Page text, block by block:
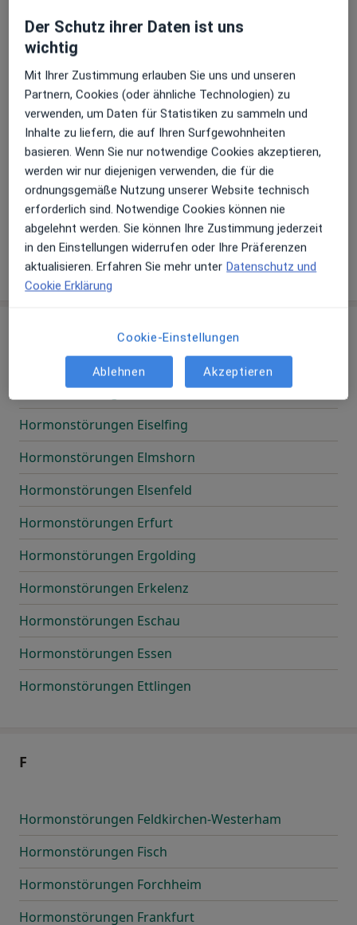
Hormonstörungen Dobel
Hormonstörungen Dorsten
Hormonstörungen Dortmund
Hormonstörungen Dresden
Hormonstörungen Duisburg
Hormonstörungen Dülmen
Hormonstörungen Düsseldorf
Hormonstörungen Einhausen
Hormonstörungen Eiselfing
Hormonstörungen Elmshorn
Hormonstörungen Elsenfeld
Hormonstörungen Erfurt
Hormonstörungen Ergolding
Hormonstörungen Erkelenz
Hormonstörungen Eschau
Hormonstörungen Essen
Hormonstörungen Ettlingen
F
Hormonstörungen Feldkirchen-Westerham
Hormonstörungen Fisch
Hormonstörungen Forchheim
Hormonstörungen Frankfurt
Der Schutz ihrer Daten ist uns
wichtig
Mit Ihrer Zustimmung erlauben Sie uns und unseren
Partnern, Cookies (oder ähnliche Technologien) zu
verwenden, um Daten für Statistiken zu sammeln und
Inhalte zu liefern, die auf Ihren Surfgewohnheiten
basieren. Wenn Sie nur notwendige Cookies akzeptieren,
werden wir nur diejenigen verwenden, die für die
ordnungsgemäße Nutzung unserer Website technisch
erforderlich sind. Notwendige Cookies können nie
abgelehnt werden. Sie können Ihre Zustimmung jederzeit
in den Einstellungen widerrufen oder Ihre Präferenzen
aktualisieren. Erfahren Sie mehr unter Datenschutz und
Cookie Erklärung
Cookie-Einstellungen
Ablehnen Akzeptieren